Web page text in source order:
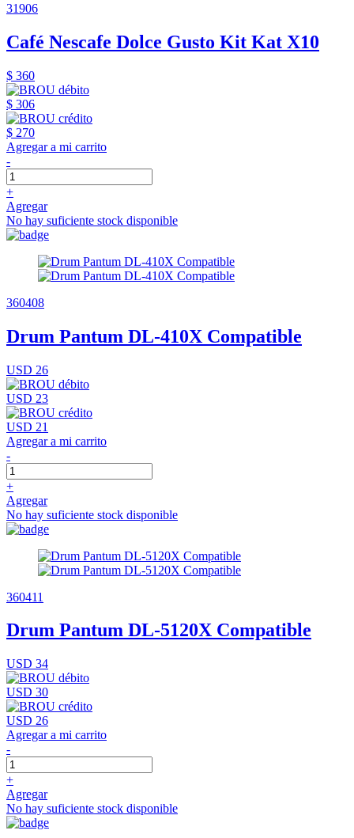
31906
Café Nescafe Dolce Gusto Kit Kat X10
$ 360
$ 306
$ 270
Agregar a mi carrito
-
+
Agregar
No hay suficiente stock disponible
360408
Drum Pantum DL-410X Compatible
USD 26
USD 23
USD 21
Agregar a mi carrito
-
+
Agregar
No hay suficiente stock disponible
360411
Drum Pantum DL-5120X Compatible
USD 34
USD 30
USD 26
Agregar a mi carrito
-
+
Agregar
No hay suficiente stock disponible